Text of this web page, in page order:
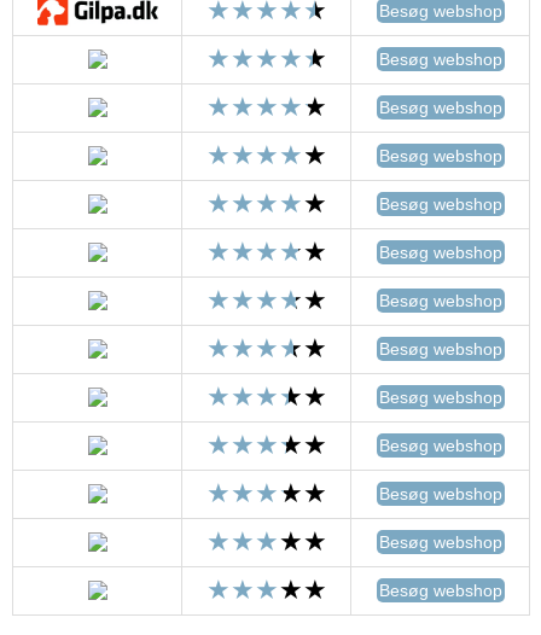
Besøg webshop
Besøg webshop
Besøg webshop
Besøg webshop
Besøg webshop
Besøg webshop
Besøg webshop
Besøg webshop
Besøg webshop
Besøg webshop
Besøg webshop
Besøg webshop
Besøg webshop